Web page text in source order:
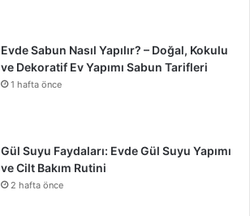
Evde Sabun Nasıl Yapılır? – Doğal, Kokulu
ve Dekoratif Ev Yapımı Sabun Tarifleri
1 hafta önce
Gül Suyu Faydaları: Evde Gül Suyu Yapımı
ve Cilt Bakım Rutini
2 hafta önce